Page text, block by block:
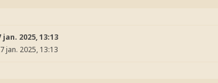
jan. 2025, 13:13
jan. 2025, 13:13